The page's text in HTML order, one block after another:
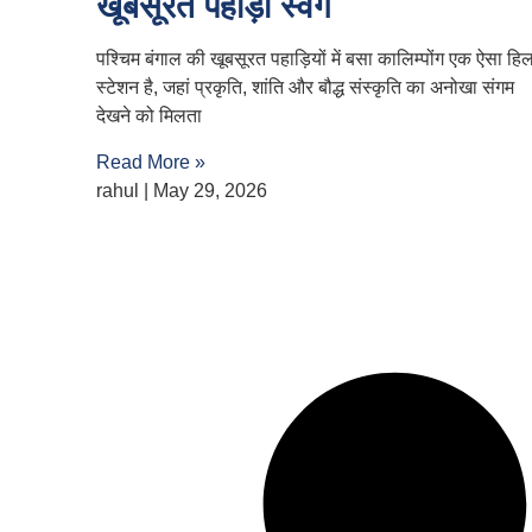
पश्चिम बंगाल की खूबसूरत पहाड़ियों में बसा कालिम्पोंग एक ऐसा
स्टेशन है, जहां प्रकृति, शांति और बौद्ध संस्कृति का अनोखा संगम
देखने को मिलता
Read More »
rahul
May 29, 2026